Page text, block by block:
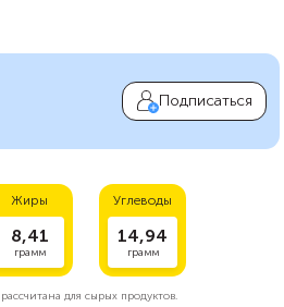
Подписаться
Жиры
8,41
грамм
Углеводы
14,94
грамм
для сырых продуктов.